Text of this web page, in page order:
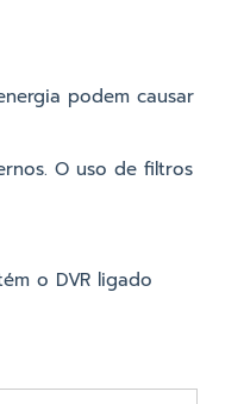
podem causar
O uso de filtros
o DVR ligado